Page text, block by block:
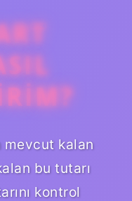
mevcut kalan
bu tutarı
kontrol